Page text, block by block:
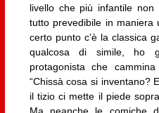
livello che più infantile
tutto prevedibile in maniera
certo punto c’è la classica
qualcosa di simile, ho
protagonista che
“Chissà cosa si inventano?
il tizio ci mette il piede